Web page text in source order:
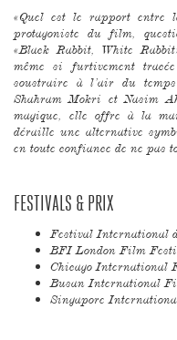
«Quel est le rapport entre
protagoniste du film,
«Black Rabbit, White
même si furtivement
soustraire à l’air du temps
Shahram Mokri et Nasim
magique, elle offre à la
déraille une alternative
en toute confiance de ne pas
FESTIVALS & PRIX
Festival International
BFI London Film
Chicago International
Busan International
Singapore